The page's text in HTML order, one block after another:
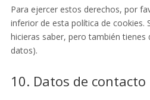
Para ejercer estos derechos, por
inferior de esta política de cookies.
hicieras saber, pero también
datos).
10. Datos de contacto